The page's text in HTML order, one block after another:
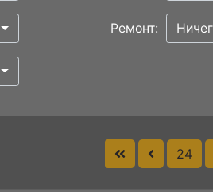
Ремонт:
24